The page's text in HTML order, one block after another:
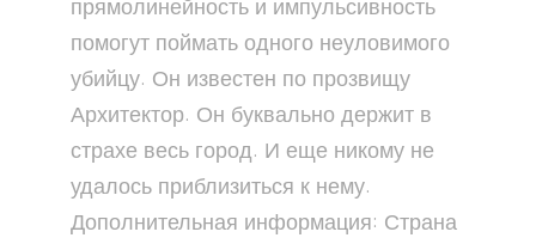
прямолинейность и импульсивность
помогут поймать одного неуловимого
убийцу. Он известен по прозвищу
Архитектор. Он буквально держит в
страхе весь город. И еще никому не
удалось приблизиться к нему.
Дополнительная информация: Страна